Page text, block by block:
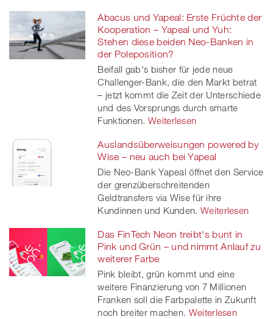
Abacus und Yapeal: Erste Früchte der
Kooperation – Yapeal und Yuh:
Stehen diese beiden Neo-Banken in
der Poleposition?
Beifall gab's bisher für jede neue
Challenger-Bank, die den Markt betrat
– jetzt kommt die Zeit der Unterschiede
und des Vorsprungs durch smarte
Funktionen. Weiterlesen
Auslandsüberweisungen powered by
Wise – neu auch bei Yapeal
Die Neo-Bank Yapeal öffnet den Service
der grenzüberschreitenden
Geldtransfers via Wise für ihre
Kundinnen und Kunden. Weiterlesen
Das FinTech Neon treibt's bunt in
Pink und Grün – und nimmt Anlauf zu
weiterer Farbe
Pink bleibt, grün kommt und eine
weitere Finanzierung von 7 Millionen
Franken soll die Farbpalette in Zukunft
noch breiter machen. Weiterlesen